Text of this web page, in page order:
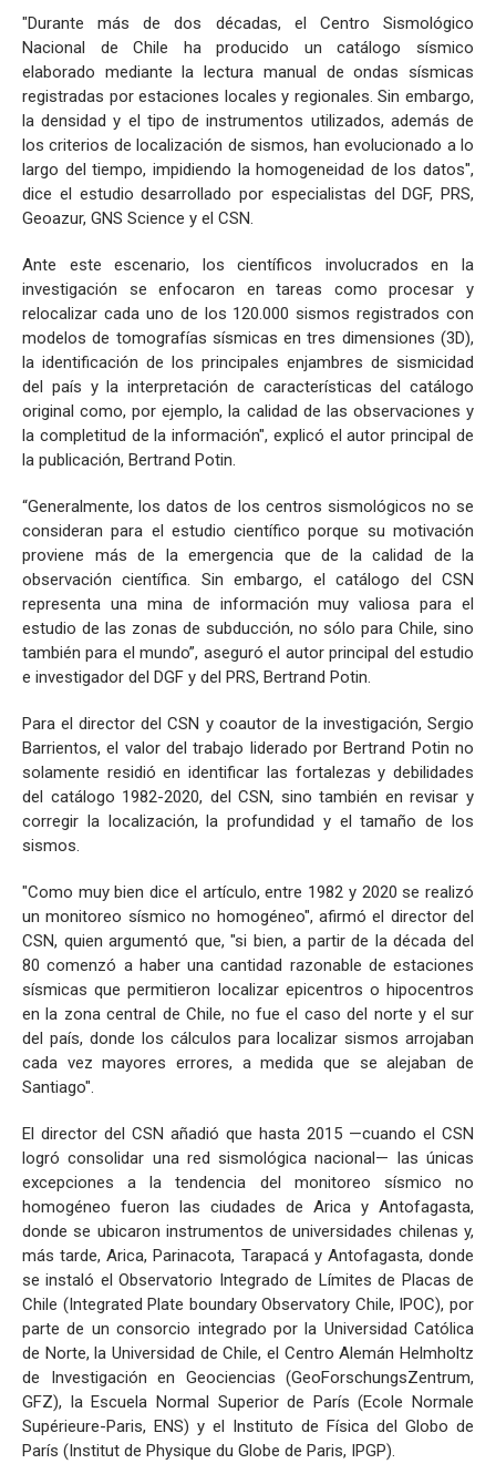
"Durante más de dos décadas, el Centro Sismológico
Nacional de Chile ha producido un catálogo sísmico
elaborado mediante la lectura manual de ondas sísmicas
registradas por estaciones locales y regionales. Sin embargo,
la densidad y el tipo de instrumentos utilizados, además de
los criterios de localización de sismos, han evolucionado a lo
largo del tiempo, impidiendo la homogeneidad de los datos",
dice el estudio desarrollado por especialistas del DGF, PRS,
Geoazur, GNS Science y el CSN.
Ante este escenario, los científicos involucrados en la
investigación se enfocaron en tareas como procesar y
relocalizar cada uno de los 120.000 sismos registrados con
modelos de tomografías sísmicas en tres dimensiones (3D),
la identificación de los principales enjambres de sismicidad
del país y la interpretación de características del catálogo
original como, por ejemplo, la calidad de las observaciones y
la completitud de la información", explicó el autor principal de
la publicación, Bertrand Potin.
“Generalmente, los datos de los centros sismológicos no se
consideran para el estudio científico porque su motivación
proviene más de la emergencia que de la calidad de la
observación científica. Sin embargo, el catálogo del CSN
representa una mina de información muy valiosa para el
estudio de las zonas de subducción, no sólo para Chile, sino
también para el mundo”, aseguró el autor principal del estudio
e investigador del DGF y del PRS, Bertrand Potin.
Para el director del CSN y coautor de la investigación, Sergio
Barrientos, el valor del trabajo liderado por Bertrand Potin no
solamente residió en identificar las fortalezas y debilidades
del catálogo 1982-2020, del CSN, sino también en revisar y
corregir la localización, la profundidad y el tamaño de los
sismos.
"Como muy bien dice el artículo, entre 1982 y 2020 se realizó
un monitoreo sísmico no homogéneo", afirmó el director del
CSN, quien argumentó que, "si bien, a partir de la década del
80 comenzó a haber una cantidad razonable de estaciones
sísmicas que permitieron localizar epicentros o hipocentros
en la zona central de Chile, no fue el caso del norte y el sur
del país, donde los cálculos para localizar sismos arrojaban
cada vez mayores errores, a medida que se alejaban de
Santiago".
El director del CSN añadió que hasta 2015 —cuando el CSN
logró consolidar una red sismológica nacional— las únicas
excepciones a la tendencia del monitoreo sísmico no
homogéneo fueron las ciudades de Arica y Antofagasta,
donde se ubicaron instrumentos de universidades chilenas y,
más tarde, Arica, Parinacota, Tarapacá y Antofagasta, donde
se instaló el Observatorio Integrado de Límites de Placas de
Chile (Integrated Plate boundary Observatory Chile, IPOC), por
parte de un consorcio integrado por la Universidad Católica
de Norte, la Universidad de Chile, el Centro Alemán Helmholtz
de Investigación en Geociencias (GeoForschungsZentrum,
GFZ), la Escuela Normal Superior de París (Ecole Normale
Supérieure-Paris, ENS) y el Instituto de Física del Globo de
París (Institut de Physique du Globe de Paris, IPGP).